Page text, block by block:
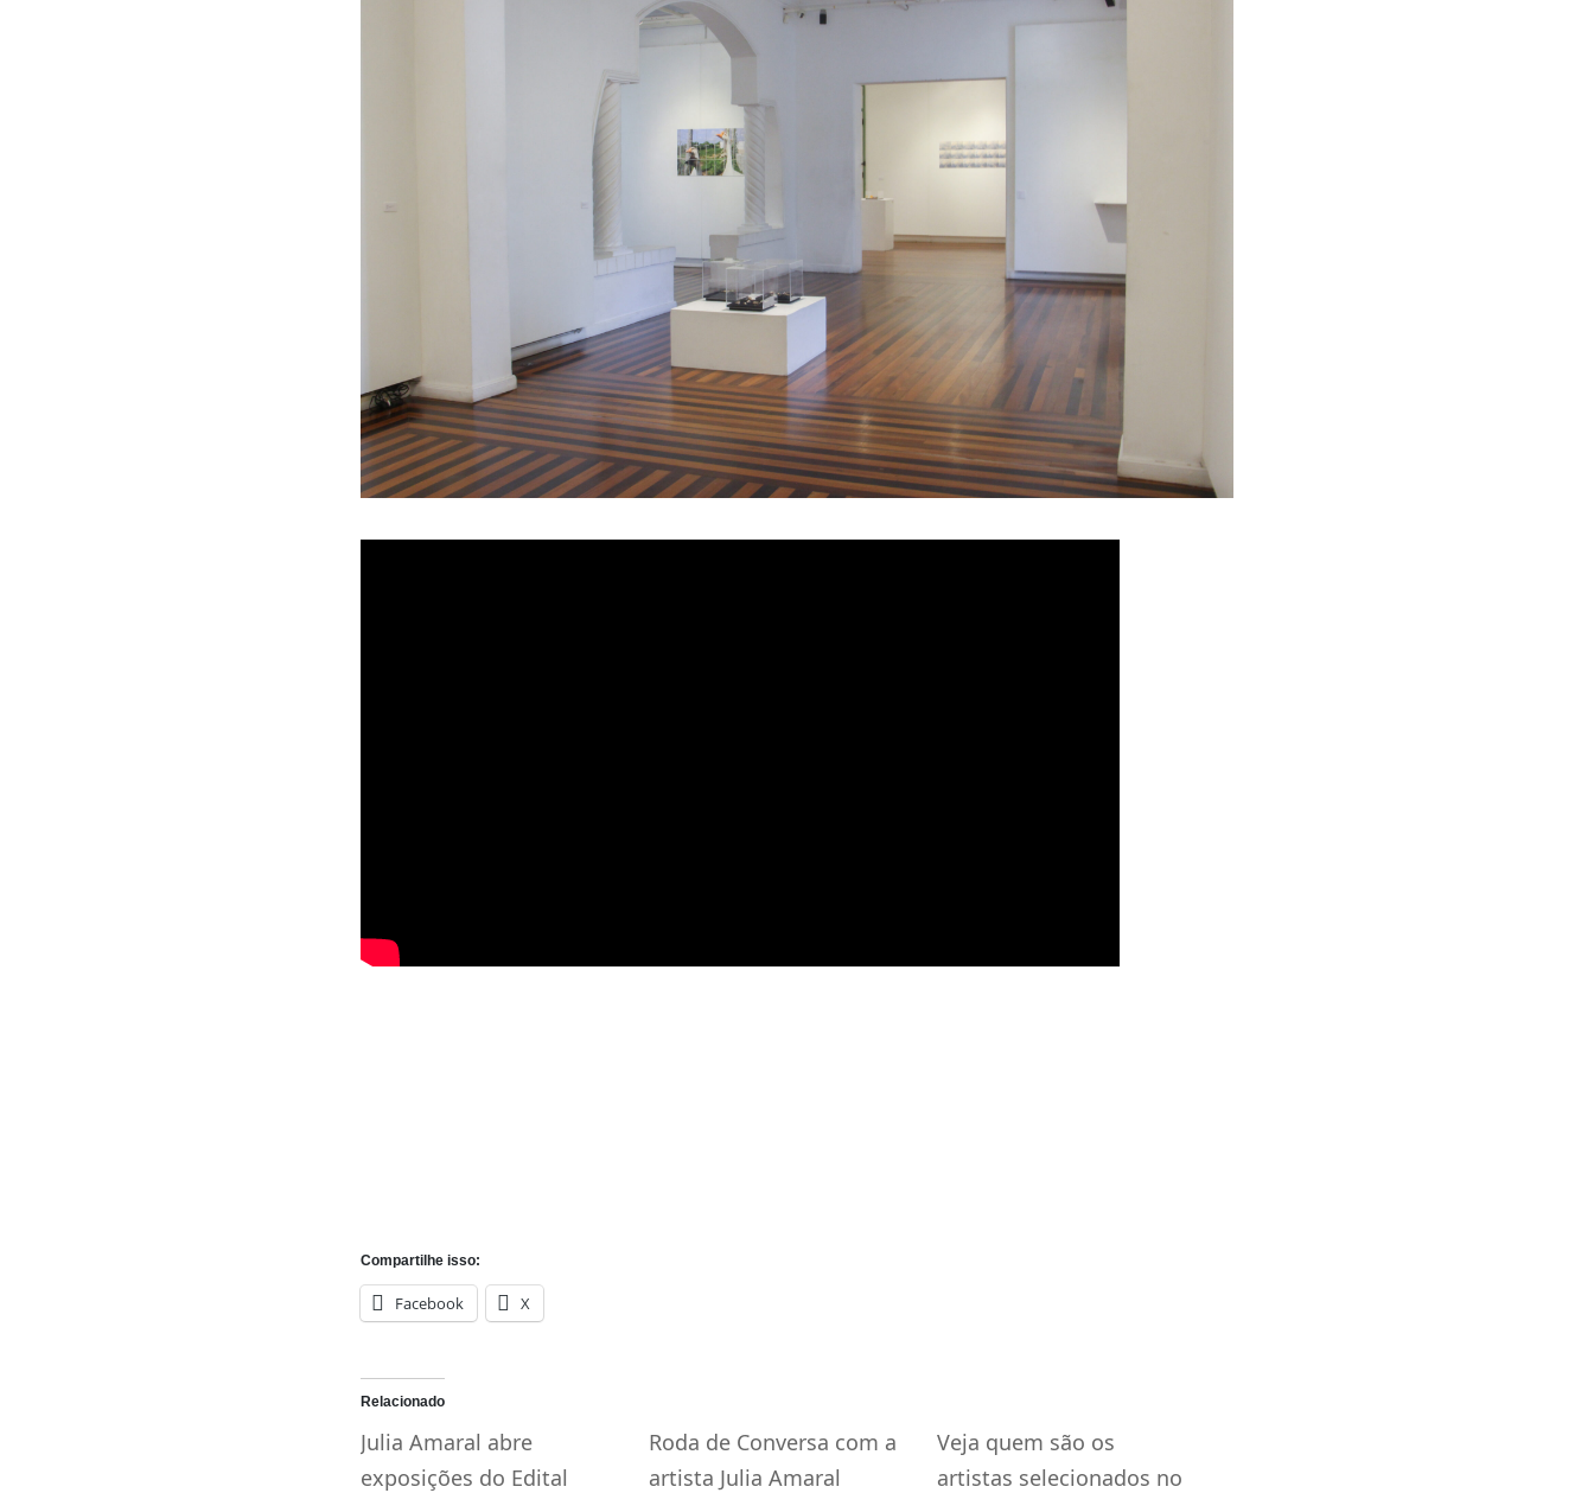
Compartilhe isso:
Facebook X
Relacionado
Julia Amaral abre
exposições do Edital
Roda de Conversa com a
artista Julia Amaral
Veja quem são os
artistas selecionados no